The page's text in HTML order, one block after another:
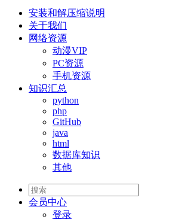
安装和解压缩说明
关于我们
网络资源
动漫VIP
PC资源
手机资源
知识汇总
python
php
GitHub
java
html
数据库知识
其他
会员中心
登录